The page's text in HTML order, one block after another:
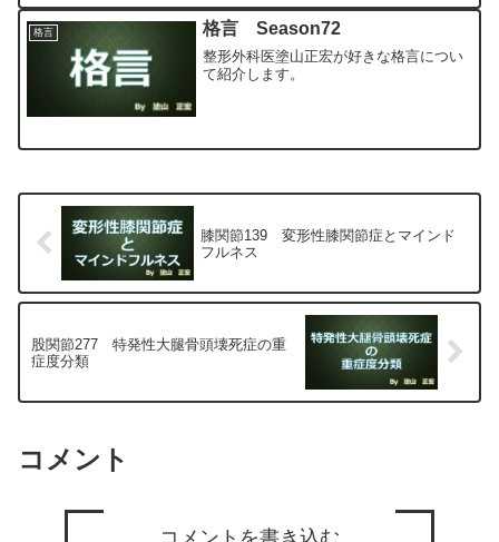
格言 格言 Season72
整形外科医塗山正宏が好きな格言につい
て紹介します。
膝関節139 変形性膝関節症とマインド
フルネス
股関節277 特発性大腿骨頭壊死症の重
症度分類
コメント
コメントを書き込む